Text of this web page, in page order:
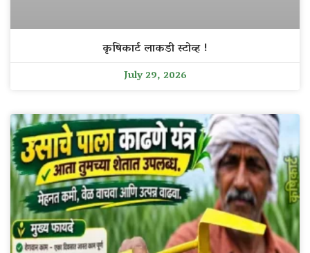
कृषिकार्ट लाकडी स्टोव्ह !
July 29, 2026